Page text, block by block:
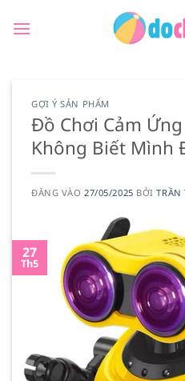
qua
GỢI Ý SẢN PHẨM
Đồ Chơi Cảm
Không Biết Mình
ĐĂNG VÀO 27/05/2025 BỞITRẦN
27
Th5